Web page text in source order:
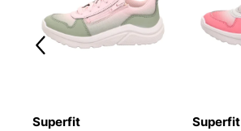
Superfit
Superfit